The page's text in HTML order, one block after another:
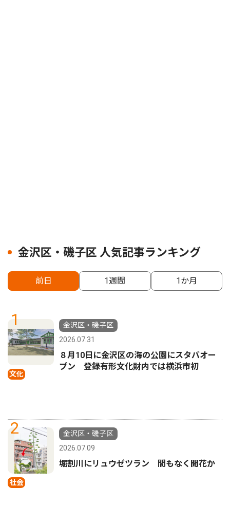
金沢区・磯子区 人気記事ランキング
前日 1週間 1か月
1
文化
金沢区・磯子区
2026.07.31
８月10日に金沢区の海の公園にスタバオー
プン 登録有形文化財内では横浜市初
2
社会
金沢区・磯子区
2026.07.09
堀割川にリュウゼツラン 間もなく開花か